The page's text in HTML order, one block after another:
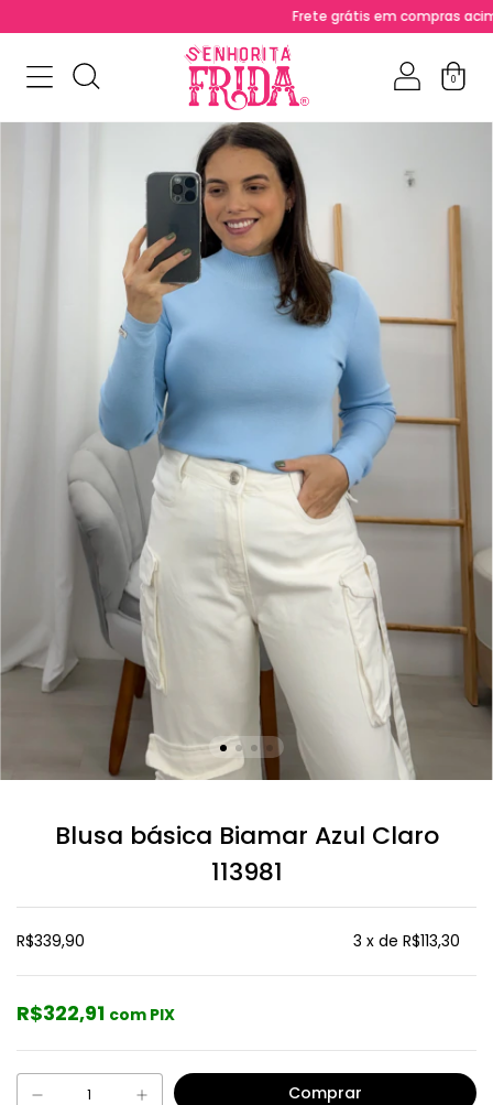
Frete grátis em compras acima
0
Blusa básica Biamar Azul Claro
113981
R$339,90 3 x de R$113,30
R$322,91 com PIX